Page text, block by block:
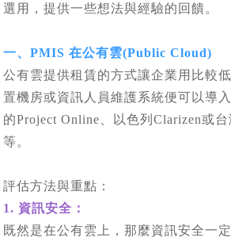
選用，提供一些想法與經驗的回饋。
一、PMIS 在公有雲(Public Cloud)
公有雲提供租賃的方式讓企業用比較
置機房或資訊人員維護系統便可以導
的Project Online、以色列Clarizen或
等。
評估方法與重點：
1. 資訊安全：
既然是在公有雲上，那麼資訊安全一